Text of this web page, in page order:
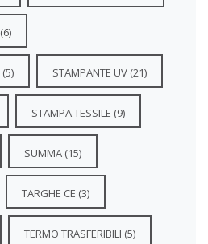
(6)
(5) STAMPANTE UV (21)
STAMPA TESSILE (9)
SUMMA (15)
TARGHE CE (3)
TERMO TRASFERIBILI (5)